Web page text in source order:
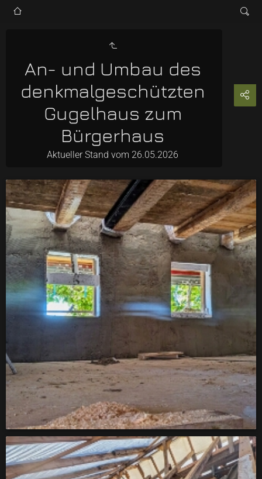
An- und Umbau des
denkmalgeschützten
Gugelhaus zum
Bürgerhaus
Aktueller Stand vom 26.05.2026